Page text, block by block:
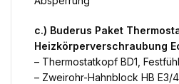
c.) Buderus Paket
Heizkörperverschraubung
– Thermostatkopf BD1,
– Zweirohr-Hahnblock HB E3/